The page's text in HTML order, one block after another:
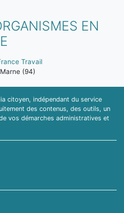
EN
Travail
(94)
citoyen, indépendant du service
des contenus, des outils, un
vos démarches administratives et